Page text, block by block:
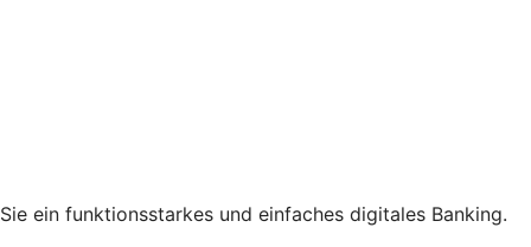
ein funktionsstarkes und einfaches digitales Banking.